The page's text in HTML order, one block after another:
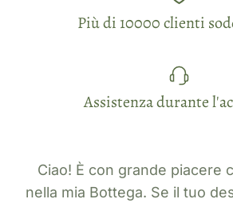
Più di 10000 clienti
Assistenza durante
Ciao! È con grande piacere
nella mia Bottega. Se il tuo